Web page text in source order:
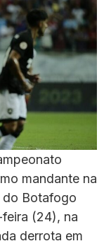
mandante na
do Botafogo
(24), na
derrota em